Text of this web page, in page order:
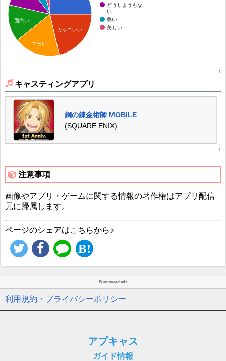
どうしようもな
い
尊い
美しい
カッコいい
面白い
エモい
↑
キャスティングアプリ
鋼の錬金術師 MOBILE
(SQUARE ENIX)
↑
注意事項
画像やアプリ・ゲームに関する情報の著作権はアプリ配信
元に帰属します。
ページのシェアはこちらから♪
Sponsored ads
利用規約・プライバシーポリシー
アプキャス
ガイド情報